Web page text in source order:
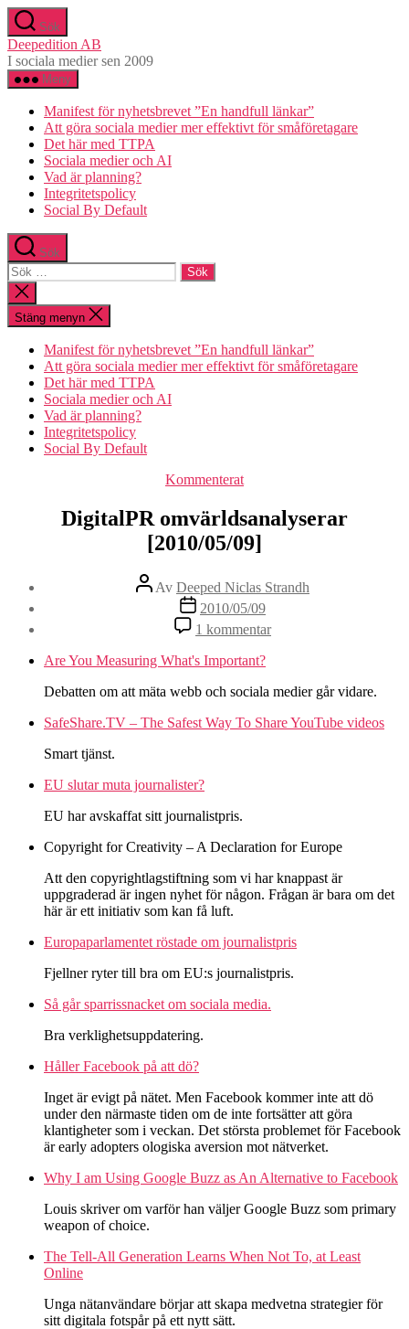
Hoppa
till
innehåll
Sök
Deepedition AB
I sociala medier sen 2009
Meny
Manifest för nyhetsbrevet ”En handfull länkar”
Att göra sociala medier mer effektivt för småföretagare
Det här med TTPA
Sociala medier och AI
Vad är planning?
Integritetspolicy
Social By Default
Sök
Sök
efter:
Stäng
sökningen
Stäng menyn
Manifest för nyhetsbrevet ”En handfull länkar”
Att göra sociala medier mer effektivt för småföretagare
Det här med TTPA
Sociala medier och AI
Vad är planning?
Integritetspolicy
Social By Default
Kategorier
Kommenterat
DigitalPR omvärldsanalyserar
[2010/05/09]
Inläggsförfattare
Av Deeped Niclas Strandh
Inläggsdatum
2010/05/09
1 kommentartill
DigitalPR
Are You Measuring What's Important?
Debatten om att mäta webb och sociala medier går vidare.
SafeShare.TV – The Safest Way To Share YouTube videos
Smart tjänst.
EU slutar muta journalister?
EU har avskaffat sitt journalistpris.
Copyright for Creativity – A Declaration for Europe
Att den copyrightlagstiftning som vi har knappast är
uppgraderad är ingen nyhet för någon. Frågan är bara om det
här är ett initiativ som kan få luft.
Europaparlamentet röstade om journalistpris
Fjellner ryter till bra om EU:s journalistpris.
Så går sparrissnacket om sociala media.
Bra verklighetsuppdatering.
Håller Facebook på att dö?
Inget är evigt på nätet. Men Facebook kommer inte att dö
under den närmaste tiden om de inte fortsätter att göra
klantigheter som i veckan. Det största problemet för Facebook
är early adopters ologiska aversion mot nätverket.
Why I am Using Google Buzz as An Alternative to Facebook
Louis skriver om varför han väljer Google Buzz som primary
weapon of choice.
The Tell-All Generation Learns When Not To, at Least
Online
Unga nätanvändare börjar att skapa medvetna strategier för
sitt digitala fotspår på ett nytt sätt.